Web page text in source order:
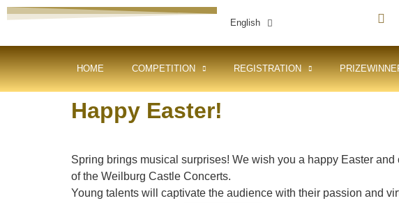
English
HOME COMPETITION REGISTRATION
Happy Easter!
Spring brings musical surprises! We wish you a happy Easter
of the Weilburg Castle Concerts.
Young talents will captivate the audience with their passion and